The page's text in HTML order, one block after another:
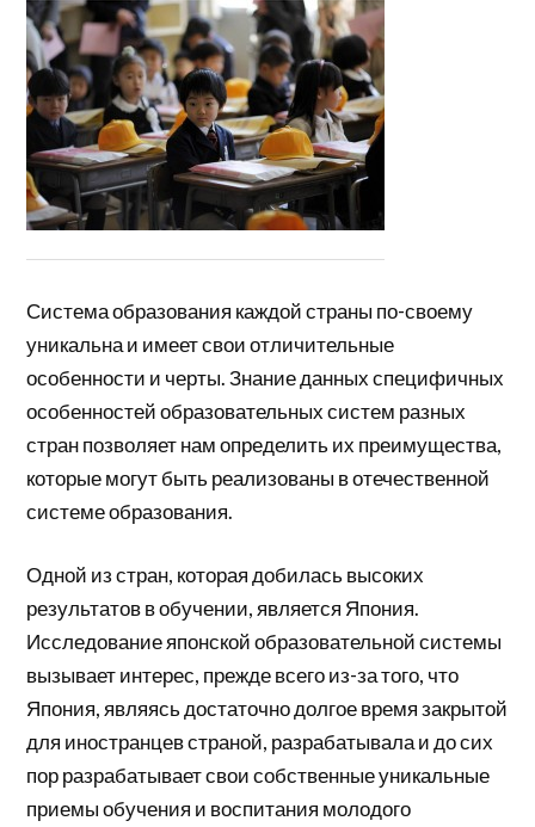
Система образования каждой страны по-своему
уникальна и имеет свои отличительные
особенности и черты. Знание данных специфичных
особенностей образовательных систем разных
стран позволяет нам определить их преимущества,
которые могут быть реализованы в отечественной
системе образования.
Одной из стран, которая добилась высоких
результатов в обучении, является Япония.
Исследование японской образовательной системы
вызывает интерес, прежде всего из-за того, что
Япония, являясь достаточно долгое время закрытой
для иностранцев страной, разрабатывала и до сих
пор разрабатывает свои собственные уникальные
приемы обучения и воспитания молодого